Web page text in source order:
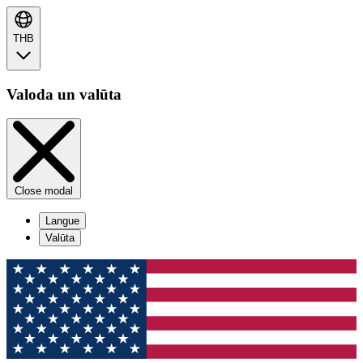
THB
Valoda un valūta
Close modal
Langue
Valūta